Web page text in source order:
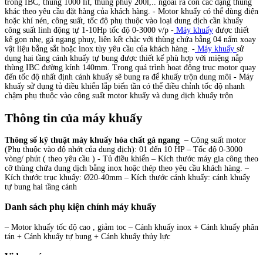
trong IBC, thùng 1000 lít, thùng phuy 200l,.. ngoài ra còn các dạng thùng
khác theo yêu cầu đặt hàng của khách hàng. - Motor khuấy có thể dùng điện
hoặc khí nén, công suất, tốc độ phụ thuộc vào loại dung dịch cần khuấy
công suất linh động tự 1-10Hp tốc độ 0-3000 v/p - Máy khuấy được thiết
kế gọn nhẹ, gá ngang phuy, liên kết chặc với thùng chứa bằng 04 nấm xoay
vật liệu bằng sắt hoặc inox tùy yêu cầu của khách hàng. - Máy khuấy sử
dụng hai tầng cánh khuấy tự bung được thiết kế phù hợp với miệng nắp
thùng IBC đường kính 140mm. Trong quá trình hoạt động trục motor quay
đến tốc độ nhất định cánh khuấy sẽ bung ra để khuấy trộn dung môi - Máy
khuấy sử dụng tủ điều khiển lắp biến tần có thể điều chỉnh tốc độ nhanh
chậm phụ thuộc vào công suất motor khuấy và dung dịch khuấy trộn
Thông tin của máy khuấy
Thông số kỹ thuật máy khuấy hóa chất gá ngang – Công suất motor
(Phụ thuộc vào độ nhớt của dung dịch): 01 đến 10 HP – Tốc độ 0-3000
vòng/ phút ( theo yêu cầu ) - Tủ điều khiển – Kích thước máy gia công theo
cỡ thùng chứa dung dịch bằng inox hoặc thép theo yêu cầu khách hàng. –
Kích thước trục khuấy: Ø20-40mm – Kích thước cánh khuấy: cánh khuấy
tự bung hai tầng cánh
Danh sách phụ kiện chính máy khuấy
– Motor khuấy tốc độ cao , giảm toc – Cánh khuấy inox + Cánh khuấy phân
tán + Cánh khuấy tự bung + Cánh khuấy thủy lực